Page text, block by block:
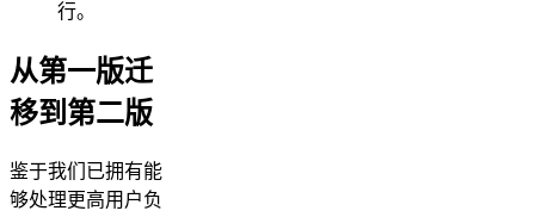
行。
从第一版迁
移到第二版
鉴于我们已拥有能
够处理更高用户负